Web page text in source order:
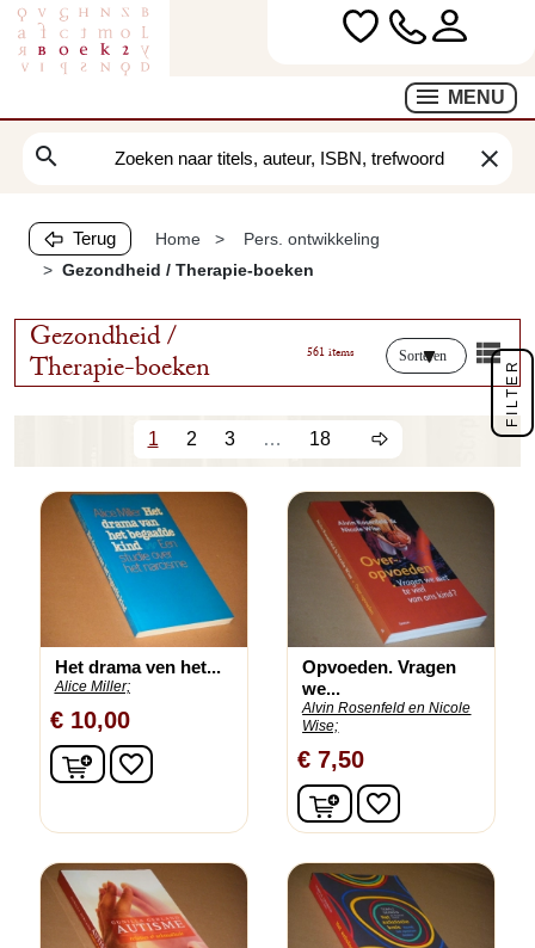
MENU
search clear
Terug Home
Pers. ontwikkeling
Gezondheid / Therapie-boeken
Gezondheid /
Therapie-boeken 561 items Sorteren
1 2 3 … 18
Het drama ven het...
Alice Miller;
€ 10,00
In winkelwagen
favorite_border
Opvoeden. Vragen
we...
Alvin Rosenfeld en Nicole
Wise;
€ 7,50
In winkelwagen
favorite_border
FILTER